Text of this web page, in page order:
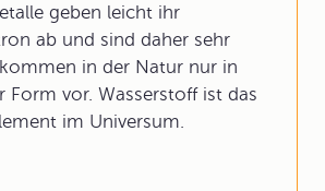
geben leicht ihr
ab und sind daher sehr
in der Natur nur in
Form vor. Wasserstoff ist das
im Universum.